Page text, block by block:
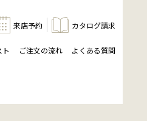
来店予約 カタログ請求
ご注文の流れ よくある質問